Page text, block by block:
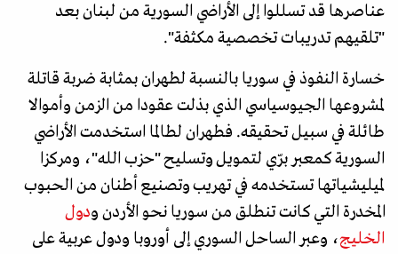
عناصرها قد تسللوا إلى الأراضي السورية من لبنان بعد
"تلقيهم تدريبات تخصصية مكثفة".
خسارة النفوذ في سوريا بالنسبة لطهران بمثابة ضربة قاتلة
لمشروعها الجيوسياسي الذي بذلت عقودا من الزمن وأموالا
طائلة في سبيل تحقيقه. فطهران لطالما استخدمت الأراضي
السورية كمعبر برّي لتمويل وتسليح "حزب الله"، ومركزا
لميليشياتها تستخدمه في تهريب وتصنيع أطنان من الحبوب
المخدرة التي كانت تنطلق من سوريا نحو الأردن ودول
الخليج، وعبر الساحل السوري إلى أوروبا ودول عربية على